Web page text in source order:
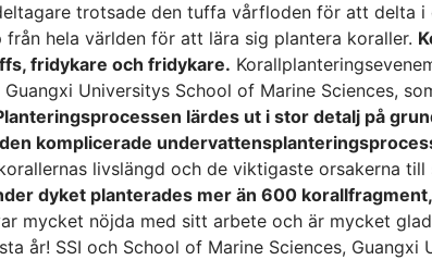
trotsade den tuffa vårfloden för att delta i
hela världen för att lära sig plantera koraller.
fridykare och fridykare.
Universitys School of Marine Sciences,
lärdes ut i stor detalj på
komplicerade
livslängd och de viktigaste orsakerna
dyket planterades mer än 600
mycket nöjda med sitt arbete och är mycket
år! SSI och School of Marine Sciences, Guangxi